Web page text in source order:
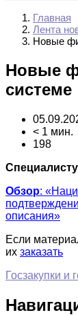
Главная
Лента
Новые
Новые
системе
< 1 мин.
198
Обзор:
описания»
Если
их заказать
Госзакупки и